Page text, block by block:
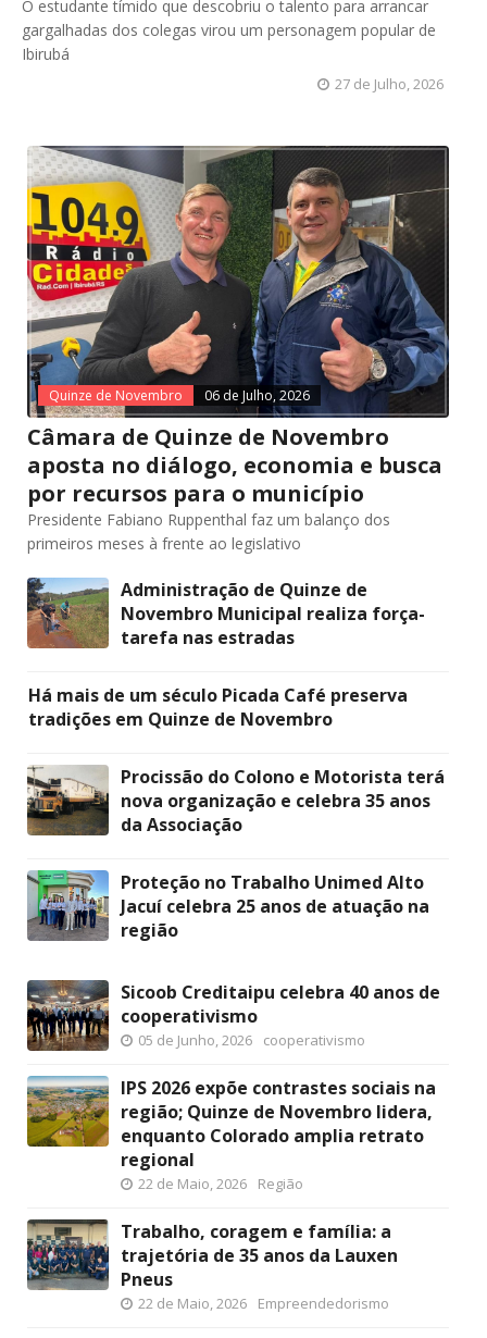
O estudante tímido que descobriu o talento para arrancar
gargalhadas dos colegas virou um personagem popular de
Ibirubá
27 de Julho, 2026
Quinze de Novembro 06 de Julho, 2026
Câmara de Quinze de Novembro
aposta no diálogo, economia e busca
por recursos para o município
Presidente Fabiano Ruppenthal faz um balanço dos
primeiros meses à frente ao legislativo
Administração de Quinze de
Novembro Municipal realiza força-
tarefa nas estradas
Há mais de um século Picada Café preserva
tradições em Quinze de Novembro
Procissão do Colono e Motorista terá
nova organização e celebra 35 anos
da Associação
Proteção no Trabalho Unimed Alto
Jacuí celebra 25 anos de atuação na
região
Sicoob Creditaipu celebra 40 anos de
cooperativismo
05 de Junho, 2026 cooperativismo
IPS 2026 expõe contrastes sociais na
região; Quinze de Novembro lidera,
enquanto Colorado amplia retrato
regional
22 de Maio, 2026 Região
Trabalho, coragem e família: a
trajetória de 35 anos da Lauxen
Pneus
22 de Maio, 2026 Empreendedorismo